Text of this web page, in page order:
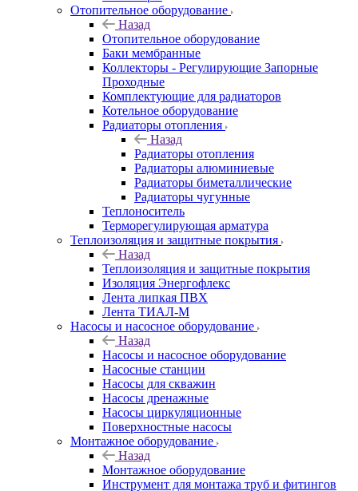
Отопительное оборудование
Назад
Отопительное оборудование
Баки мембранные
Коллекторы - Регулирующие Запорные
Проходные
Комплектующие для радиаторов
Котельное оборудование
Радиаторы отопления
Назад
Радиаторы отопления
Радиаторы алюминиевые
Радиаторы биметаллические
Радиаторы чугунные
Теплоноситель
Терморегулирующая арматура
Теплоизоляция и защитные покрытия
Назад
Теплоизоляция и защитные покрытия
Изоляция Энергофлекс
Лента липкая ПВХ
Лента ТИАЛ-М
Насосы и насосное оборудование
Назад
Насосы и насосное оборудование
Насосные станции
Насосы для скважин
Насосы дренажные
Насосы циркуляционные
Поверхностные насосы
Монтажное оборудование
Назад
Монтажное оборудование
Инструмент для монтажа труб и фитингов